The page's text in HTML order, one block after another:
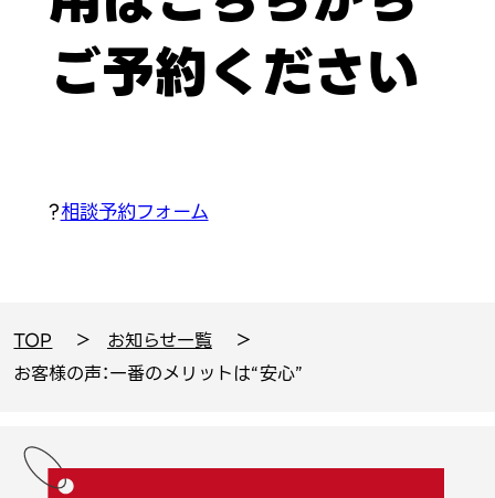
ご予約ください
?相談予約フォーム
TOP
お知らせ一覧
お客様の声：一番のメリットは“安心”